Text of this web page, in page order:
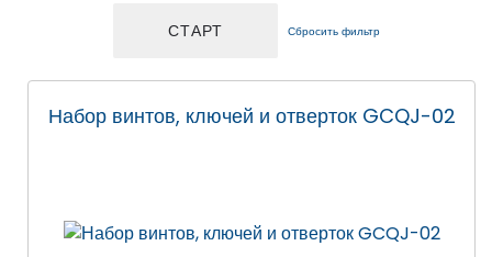
Сбросить фильтр
Набор винтов, ключей и отверток GCQJ-02